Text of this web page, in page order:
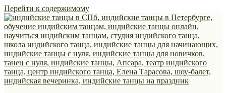
Перейти к содержимому